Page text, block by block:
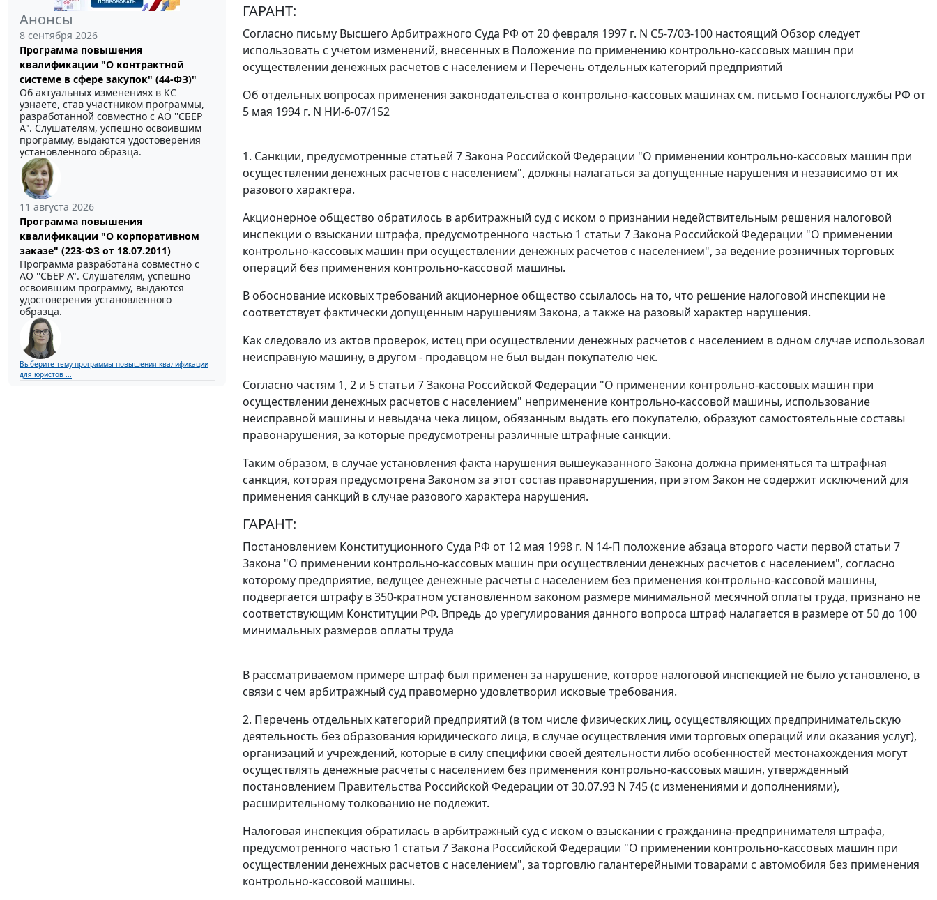
Анонсы
8 сентября 2026
Программа повышения
квалификации "О контрактной
системе в сфере закупок" (44-ФЗ)"
Об актуальных изменениях в КС
узнаете, став участником программы,
разработанной совместно с АО ''СБЕР
А". Слушателям, успешно освоившим
программу, выдаются удостоверения
установленного образца.
11 августа 2026
Программа повышения
квалификации "О корпоративном
заказе" (223-ФЗ от 18.07.2011)
Программа разработана совместно с
АО ''СБЕР А". Слушателям, успешно
освоившим программу, выдаются
удостоверения установленного
образца.
Выберите тему программы повышения квалификации
для юристов ...
ГАРАНТ:
Согласно письму Высшего Арбитражного Суда РФ от 20 февраля 1997 г. N С5-7/03-100 настоящий Обзор следует
использовать с учетом изменений, внесенных в Положение по применению контрольно-кассовых машин при
осуществлении денежных расчетов с населением и Перечень отдельных категорий предприятий
Об отдельных вопросах применения законодательства о контрольно-кассовых машинах см. письмо Госналогслужбы РФ от
5 мая 1994 г. N НИ-6-07/152
1. Санкции, предусмотренные статьей 7Закона Российской Федерации "О применении контрольно-кассовых машин при
осуществлении денежных расчетов с населением", должны налагаться за допущенные нарушения и независимо от их
разового характера.
Акционерное общество обратилось в арбитражный суд с иском о признании недействительным решения налоговой
инспекции о взыскании штрафа, предусмотренного частью 1 статьи 7Закона Российской Федерации "О применении
контрольно-кассовых машин при осуществлении денежных расчетов с населением", за ведение розничных торговых
операций без применения контрольно-кассовой машины.
В обоснование исковых требований акционерное общество ссылалось на то, что решение налоговой инспекции не
соответствует фактически допущенным нарушениям Закона, а также на разовый характер нарушения.
Как следовало из актов проверок, истец при осуществлении денежных расчетов с населением в одном случае использовал
неисправную машину, в другом - продавцом не был выдан покупателю чек.
Согласно частям 1, 2 и 5 статьи 7Закона Российской Федерации "О применении контрольно-кассовых машин при
осуществлении денежных расчетов с населением" неприменение контрольно-кассовой машины, использование
неисправной машины и невыдача чека лицом, обязанным выдать его покупателю, образуют самостоятельные составы
правонарушения, за которые предусмотрены различные штрафные санкции.
Таким образом, в случае установления факта нарушения вышеуказанного Закона должна применяться та штрафная
санкция, которая предусмотрена Законом за этот состав правонарушения, при этом Закон не содержит исключений для
применения санкций в случае разового характера нарушения.
ГАРАНТ:
Постановлением Конституционного Суда РФ от 12 мая 1998 г. N 14-П положениеабзаца второго части первой статьи 7
Закона "О применении контрольно-кассовых машин при осуществлении денежных расчетов с населением", согласно
которому предприятие, ведущее денежные расчеты с населением без применения контрольно-кассовой машины,
подвергается штрафу в 350-кратном установленном законом размере минимальной месячной оплаты труда, признано не
соответствующим Конституции РФ. Впредь до урегулирования данного вопроса штраф налагается в размере от 50 до 100
минимальных размеров оплаты труда
В рассматриваемом примере штраф был применен за нарушение, которое налоговой инспекцией не было установлено, в
связи с чем арбитражный суд правомерно удовлетворил исковые требования.
2. Перечень отдельных категорий предприятий (в том числе физических лиц, осуществляющих предпринимательскую
деятельность без образования юридического лица, в случае осуществления ими торговых операций или оказания услуг),
организаций и учреждений, которые в силу специфики своей деятельности либо особенностей местонахождения могут
осуществлять денежные расчеты с населением без применения контрольно-кассовых машин, утвержденный
постановлением Правительства Российской Федерации от 30.07.93 N 745 (с изменениями и дополнениями),
расширительному толкованию не подлежит.
Налоговая инспекция обратилась в арбитражный суд с иском о взыскании с гражданина-предпринимателя штрафа,
предусмотренного частью 1 статьи 7Закона Российской Федерации "О применении контрольно-кассовых машин при
осуществлении денежных расчетов с населением", за торговлю галантерейными товарами с автомобиля без применения
контрольно-кассовой машины.